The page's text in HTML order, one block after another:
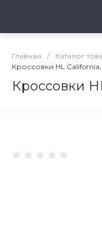
Главная / Каталог
Кроссовки HL
Кроссовки